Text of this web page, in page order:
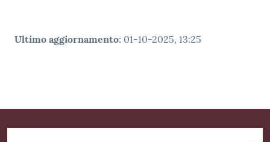
Ultimo aggiornamento: 01-10-2025, 13:25